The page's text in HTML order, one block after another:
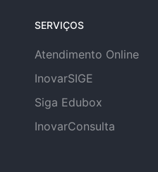
SERVIÇOS
Atendimento Online
InovarSIGE
Siga Edubox
InovarConsulta